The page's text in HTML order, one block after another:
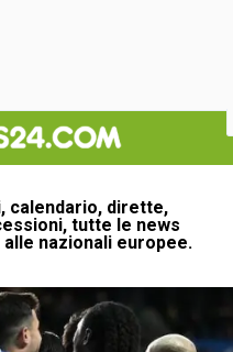
calendario, dirette,
tutte le news
nazionali europee.